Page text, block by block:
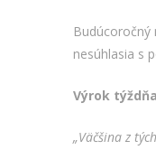
Budúcoročný
nesúhlasia s
Výrok týždňa
„Väčšina z